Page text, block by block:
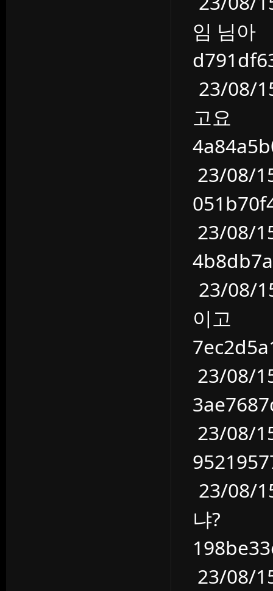
임 님아
23/08/
고요
23/08/
23/08/
23/08/
이고
23/08/
23/08/
23/08/
냐?
23/08/